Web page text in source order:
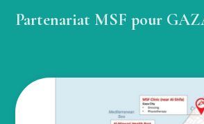
Partenariat MSF pour